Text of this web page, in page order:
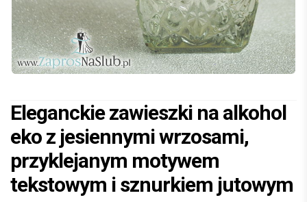
Eleganckie zawieszki na alkohol
eko z jesiennymi wrzosami,
przyklejanym motywem
tekstowym i sznurkiem jutowym